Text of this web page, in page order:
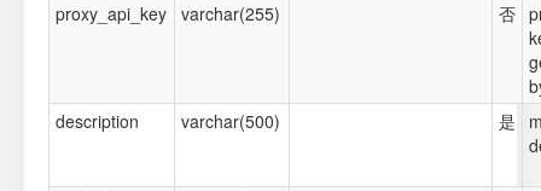
proxy_api_key varchar(255) 否
description
varchar(500) 是